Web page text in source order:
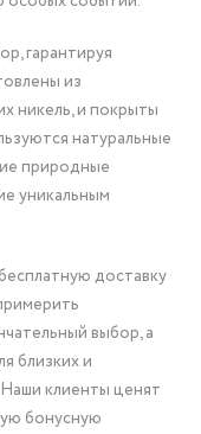
гарантируя
из
никель, и покрыты
натуральные
природные
уникальным
доставку
выбор, а
близких и
клиенты ценят
бонусную